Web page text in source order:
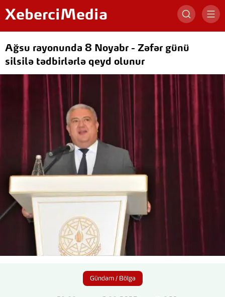
XeberciMedia
Ağsu rayonunda 8 Noyabr - Zəfər günü
silsilə tədbirlərlə qeyd olunur
Gündəm / Bölgə